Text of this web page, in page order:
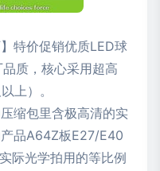
特价促销优质LED球
质，核心采用超高
上）。
缩包里含极高清的实
品A64Z板E27/E40
际光学拍用的等比例